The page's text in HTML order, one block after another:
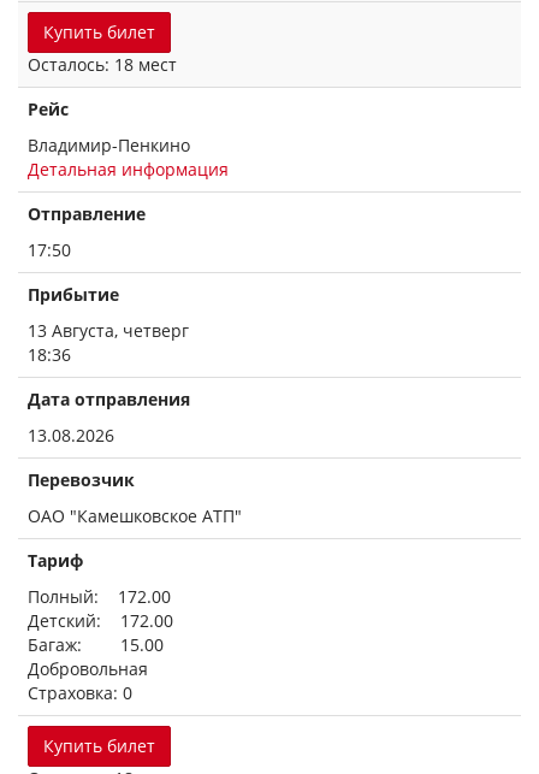
Купить билет
Осталось: 18 мест
Рейс
Владимир-Пенкино
Детальная информация
Отправление
17:50
Прибытие
13 Августа, четверг
18:36
Дата отправления
13.08.2026
Перевозчик
ОАО "Камешковское АТП"
Тариф
Полный: 172.00
Детский: 172.00
Багаж: 15.00
Добровольная
Страховка: 0
Купить билет